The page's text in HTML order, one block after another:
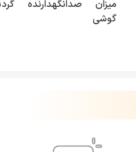
میزان صدانگهدارنده
گوشی